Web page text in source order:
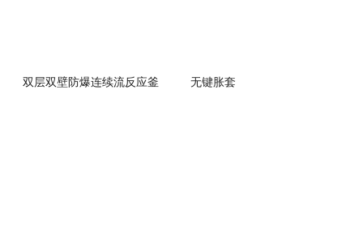
双层双壁防爆连续流反应釜 无键胀套